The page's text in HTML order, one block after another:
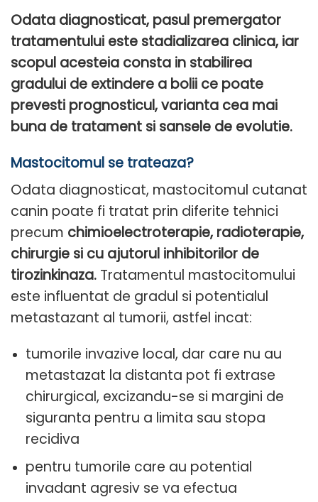
Odata diagnosticat, pasul premergator
tratamentului este stadializarea clinica, iar
scopul acesteia consta in stabilirea
gradului de extindere a bolii ce poate
prevesti prognosticul, varianta cea mai
buna de tratament si sansele de evolutie.
Mastocitomul se trateaza?
Odata diagnosticat, mastocitomul cutanat
canin poate fi tratat prin diferite tehnici
precum chimioelectroterapie, radioterapie,
chirurgie si cu ajutorul inhibitorilor de
tirozinkinaza. Tratamentul mastocitomului
este influentat de gradul si potentialul
metastazant al tumorii, astfel incat:
tumorile invazive local, dar care nu au
metastazat la distanta pot fi extrase
chirurgical, excizandu-se si margini de
siguranta pentru a limita sau stopa
recidiva
pentru tumorile care au potential
invadant agresiv se va efectua